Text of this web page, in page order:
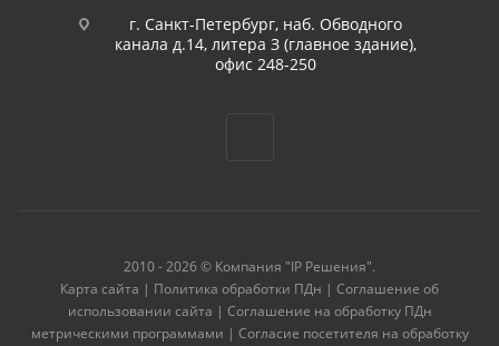
г. Санкт-Петербург, наб. Обводного
канала д.14, литера З (главное здание),
офис 248-250
2010 - 2026 © Компания "IP Решения".
Карта сайта | Политика обработки ПДн | Соглашение об
использовании сайта | Соглашение на обработку ПДн
метрическими программами | Согласие посетителя на обработку